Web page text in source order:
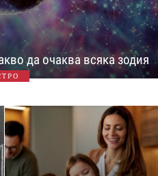
да очаква всяка зодия